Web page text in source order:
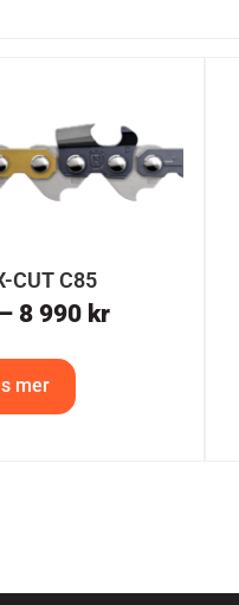
CUT C85
– 8 990 kr
mer